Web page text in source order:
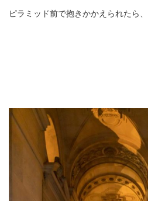
ピラミッド前で抱きかかえられたら